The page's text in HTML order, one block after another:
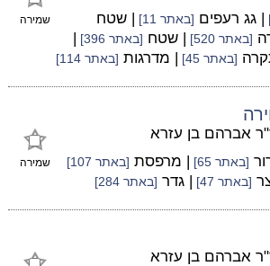
שמירה | גג רעפים [באתר 11]
| שטח
[באתר 520] | שטח [באתר 396]
|
[באתר 45] | מדרגות [באתר 114]
שמירה
אברהם בן עזרא
[באתר 65] | מרפסת [באתר 107]
[באתר 47] | גדר [באתר 284]
אברהם בן עזרא